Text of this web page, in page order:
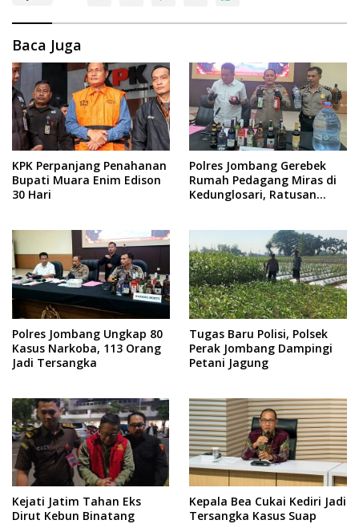
Baca Juga
KPK Perpanjang Penahanan
Bupati Muara Enim Edison
30 Hari
Polres Jombang Gerebek
Rumah Pedagang Miras di
Kedunglosari, Ratusan
Polres Jombang Ungkap 80
Kasus Narkoba, 113 Orang
Jadi Tersangka
Tugas Baru Polisi, Polsek
Perak Jombang Dampingi
Petani Jagung
Kejati Jatim Tahan Eks
Dirut Kebun Binatang
Kepala Bea Cukai Kediri Jadi
Tersangka Kasus Suap